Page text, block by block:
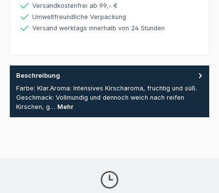
Versandkostenfrei ab 99,- €
Umweltfreundliche Verpackung
Versand werktags innerhalb von 24 Stunden
Beschreibung
Farbe: Klar.Aroma: Intensives Kirscharoma, fruchtig und süß.
Geschmack: Vollmundig und dennoch weich nach reifen
Kirschen, g… Mehr